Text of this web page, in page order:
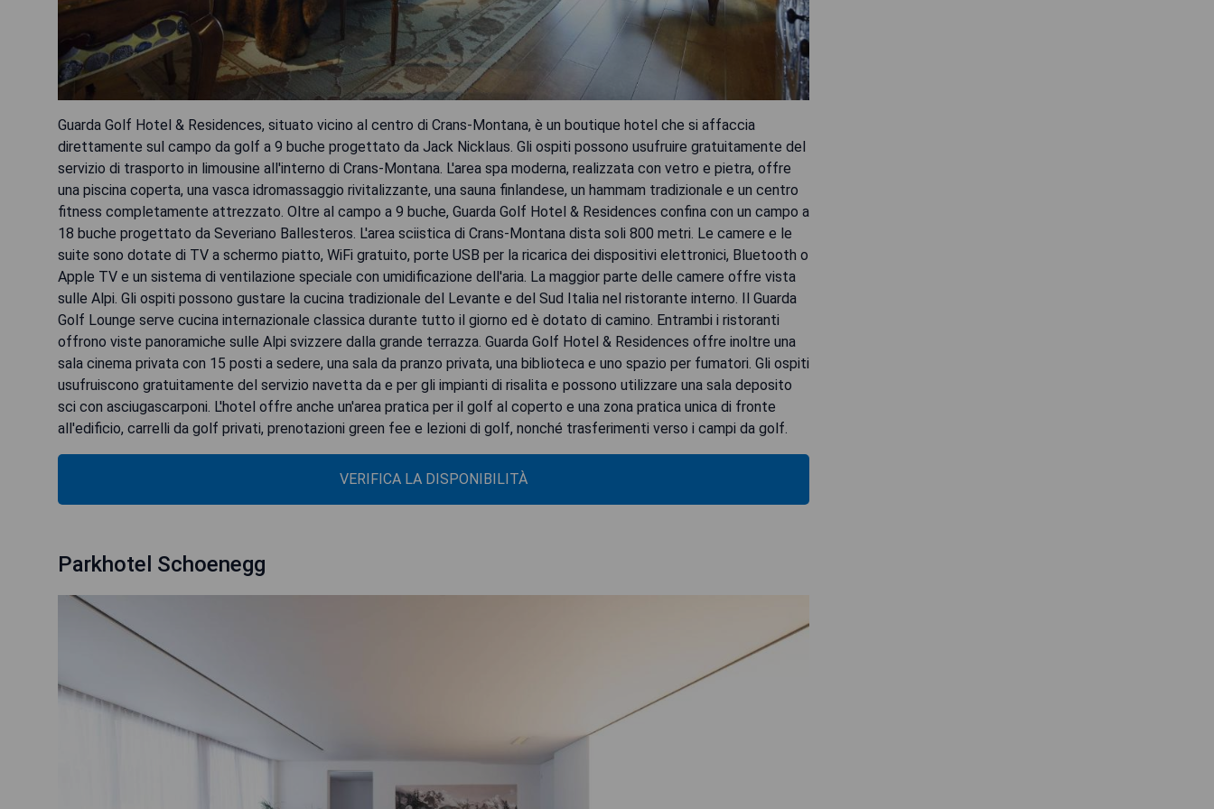
Guarda Golf Hotel & Residences, situato vicino al centro di Crans-Montana, è un boutique hotel che si affaccia
direttamente sul campo da golf a 9 buche progettato da Jack Nicklaus. Gli ospiti possono usufruire gratuitamente del
servizio di trasporto in limousine all'interno di Crans-Montana. L'area spa moderna, realizzata con vetro e pietra, offre
una piscina coperta, una vasca idromassaggio rivitalizzante, una sauna finlandese, un hammam tradizionale e un centro
fitness completamente attrezzato. Oltre al campo a 9 buche, Guarda Golf Hotel & Residences confina con un campo a
18 buche progettato da Severiano Ballesteros. L'area sciistica di Crans-Montana dista soli 800 metri. Le camere e le
suite sono dotate di TV a schermo piatto, WiFi gratuito, porte USB per la ricarica dei dispositivi elettronici, Bluetooth o
Apple TV e un sistema di ventilazione speciale con umidificazione dell'aria. La maggior parte delle camere offre vista
sulle Alpi. Gli ospiti possono gustare la cucina tradizionale del Levante e del Sud Italia nel ristorante interno. Il Guarda
Golf Lounge serve cucina internazionale classica durante tutto il giorno ed è dotato di camino. Entrambi i ristoranti
offrono viste panoramiche sulle Alpi svizzere dalla grande terrazza. Guarda Golf Hotel & Residences offre inoltre una
sala cinema privata con 15 posti a sedere, una sala da pranzo privata, una biblioteca e uno spazio per fumatori. Gli ospiti
usufruiscono gratuitamente del servizio navetta da e per gli impianti di risalita e possono utilizzare una sala deposito
sci con asciugascarponi. L'hotel offre anche un'area pratica per il golf al coperto e una zona pratica unica di fronte
all'edificio, carrelli da golf privati, prenotazioni green fee e lezioni di golf, nonché trasferimenti verso i campi da golf.
VERIFICA LA DISPONIBILITÀ
Parkhotel Schoenegg